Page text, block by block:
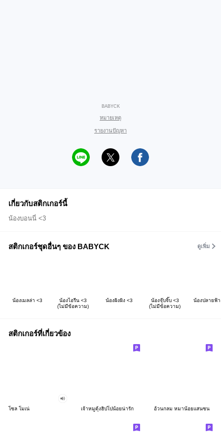
BABYCK
หมายเหตุ
รายงานปัญหา
เกี่ยวกับสติกเกอร์นี้
น้องบอนนี่ <3
สติกเกอร์ชุดอื่นๆ ของ BABYCK ดูเพิ่ม
น้องเมลล่า <3
น้องไอรีน <3
(ไม่มีข้อความ)
น้องผิงผิง <3
น้องจุ๊บจิ๊บ <3
(ไม่มีข้อความ)
น้องปลายฟ้
สติกเกอร์ที่เกี่ยวข้อง
โซล โมเน่ เจ้าหมูดุ้งฮิปโปน้อยน่ารัก อ้วนกลม หมาน้อยแสนซน